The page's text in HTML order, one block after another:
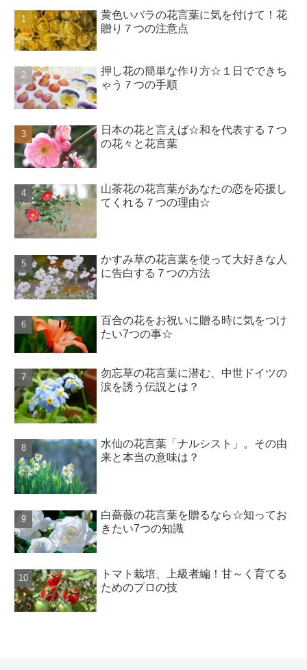
黄色いバラの花言葉に気を付けて！花
贈り７つの注意点
押し花の簡単な作り方☆１日でできち
ゃう７つの手順
日本の花と言えば☆和を代表する７つ
の花々と花言葉
山茶花の花言葉があなたの恋を応援し
てくれる７つの理由☆
かすみ草の花言葉を使って大好きな人
に告白する７つの方法
百合の花をお祝いに贈る時に気をつけ
たい7つの事☆
勿忘草の花言葉に潜む、中世ドイツの
涙を誘う伝説とは？
水仙の花言葉「ナルシスト」。その由
来と本当の意味は？
白薔薇の花言葉を贈るなら☆知ってお
きたい7つの知識
トマト栽培、上級者編！甘～く育てる
ためのプロの技